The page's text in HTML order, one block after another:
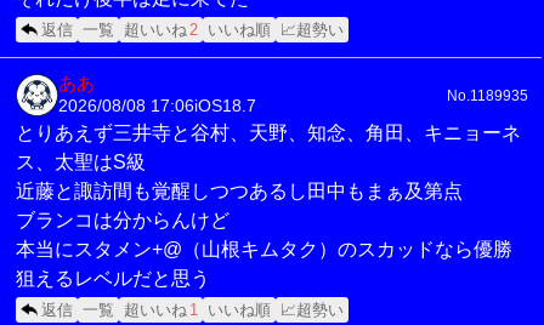
返信 一覧 超いいね2 いいね順 📈超勢い
ああ
2026/08/08 17:06iOS18.7
No.1189935
とりあえず三井寺と谷村、天野、知念、角田、キニョーネ
ス、太聖はS級
近藤と諏訪間も覚醒しつつあるし田中もまぁ及第点
ブランコは分からんけど
本当にスタメン+@（山根キムタク）のスカッドなら優勝
狙えるレベルだと思う
返信 一覧 超いいね 1 いいね順 📈超勢い